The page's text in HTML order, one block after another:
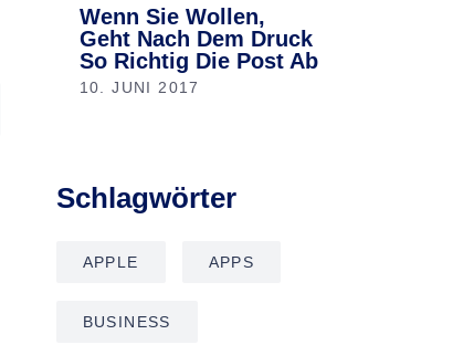
Wenn Sie Wollen,
Geht Nach Dem Druck
So Richtig Die Post Ab
10. JUNI 2017
Schlagwörter
APPLE APPS
BUSINESS